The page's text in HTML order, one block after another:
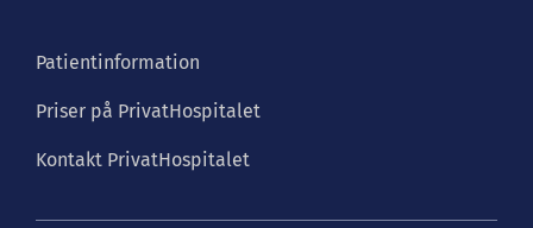
Patientinformation
Priser på PrivatHospitalet
Kontakt PrivatHospitalet